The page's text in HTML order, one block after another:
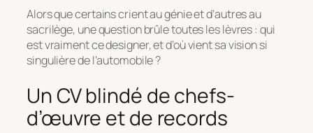
Alors que certains crient au génie et d’autres au
sacrilège, une question brûle toutes les lèvres : qui
est vraiment ce designer, et d’où vient sa vision si
singulière de l’automobile ?
Un CV blindé de chefs-
d’œuvre et de records